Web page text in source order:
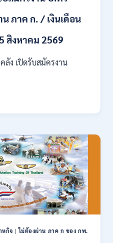
ภาค ก. / เงินเดือน
สิงหาคม 2569
ลัง เปิดรับสมัครงาน
หกิจ |ไม่ต้องผ่าน ภาค ก ของ กพ.